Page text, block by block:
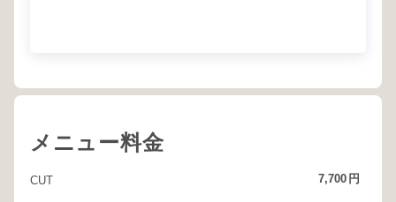
メニュー料金
CUT 7,700 円